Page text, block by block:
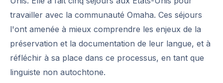
travailler avec la communauté Omaha. Ces séjours
l'ont amenée à mieux comprendre les enjeux de la
préservation et la documentation de leur langue, et à
réfléchir à sa place dans ce processus, en tant que
linguiste non autochtone.